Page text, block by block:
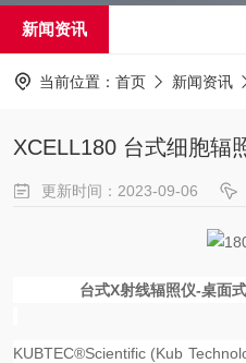
新闻资讯
当前位置： 首页 新闻资讯
XCELL180 台式细胞辐
更新时间：2023-09-06
台式X射线辐照仪-桌面
KUBTEC®Scientific (Kub